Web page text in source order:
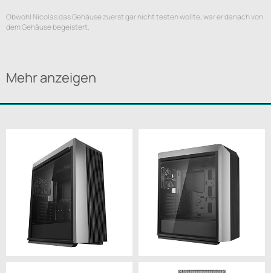
Obwohl Nicolas das Gehäuse zuerst gar nicht testen wollte, war er danach von
dem Gehäuse begeistert.
Mehr anzeigen